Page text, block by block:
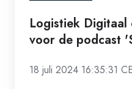
Logistiek Digitaal
voor de podcast
18 juli 2024 16:35:31